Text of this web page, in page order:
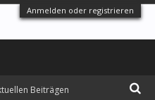
Anmelden oder registrieren
Beiträgen